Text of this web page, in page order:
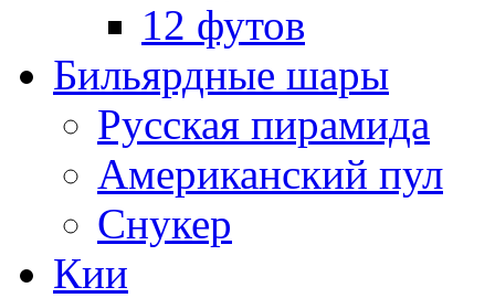
12 футов
Бильярдные шары
Русская пирамида
Американский пул
Снукер
Кии